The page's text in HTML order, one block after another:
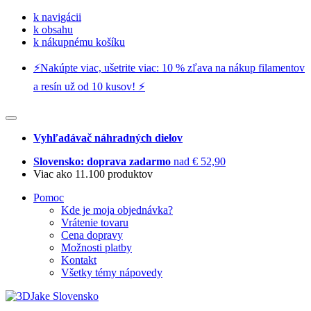
k navigácii
k obsahu
k nákupnému košíku
⚡️Nakúpte viac, ušetrite viac: 10 % zľava na nákup filamentov
a resín už od 10 kusov! ⚡️
Vyhľadávač náhradných dielov
Slovensko: doprava zadarmo nad € 52,90
Viac ako 11.100 produktov
Pomoc
Kde je moja objednávka?
Vrátenie tovaru
Cena dopravy
Možnosti platby
Kontakt
Všetky témy nápovedy